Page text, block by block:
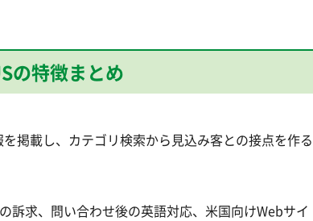
の特徴まとめ
掲載し、カテゴリ検索から見込み客との接点を作
訴求、問い合わせ後の英語対応、米国向けWebサイ